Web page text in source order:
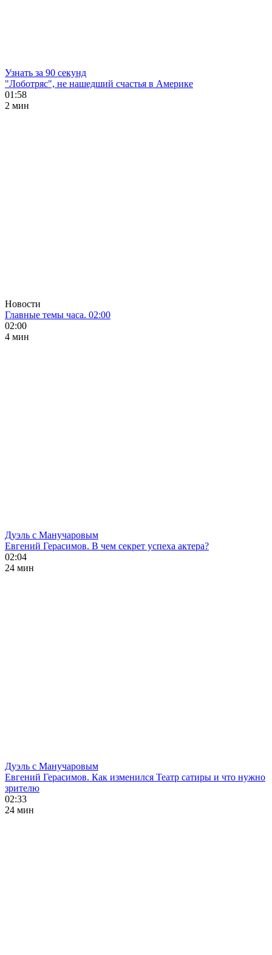
Узнать за 90 секунд
"Лоботряс", не нашедший счастья в Америке
01:58
2 мин
Новости
Главные темы часа. 02:00
02:00
4 мин
Дуэль с Манучаровым
Евгений Герасимов. В чем секрет успеха актера?
02:04
24 мин
Дуэль с Манучаровым
Евгений Герасимов. Как изменился Театр сатиры и что нужно
зрителю
02:33
24 мин